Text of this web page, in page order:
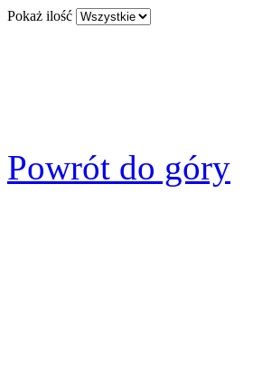
Pokaż ilość
Powrót do góry